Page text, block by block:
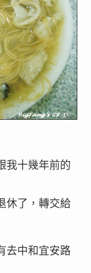
我十幾年前的
休了，轉交給
去中和宜安路